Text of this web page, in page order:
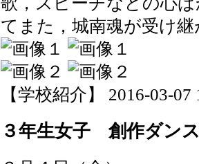
てまた，城南魂が受け
【学校紹介】 2016-03-07
３年生女子 創作ダン